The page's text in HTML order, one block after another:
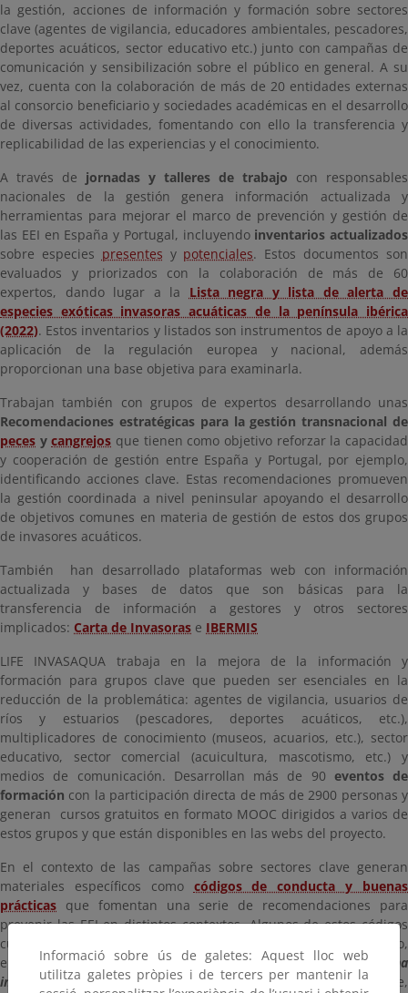
la gestión, acciones de información y formación sobre sectores
clave (agentes de vigilancia, educadores ambientales, pescadores,
deportes acuáticos, sector educativo etc.) junto con campañas de
comunicación y sensibilización sobre el público en general. A su
vez, cuenta con la colaboración de más de 20 entidades externas
al consorcio beneficiario y sociedades académicas en el desarrollo
de diversas actividades, fomentando con ello la transferencia y
replicabilidad de las experiencias y el conocimiento.
A través de jornadas y talleres de trabajo con responsables
nacionales de la gestión genera información actualizada y
herramientas para mejorar el marco de prevención y gestión de
las EEI en España y Portugal, incluyendo inventarios actualizados
sobre especies presentes y potenciales. Estos documentos son
evaluados y priorizados con la colaboración de más de 60
expertos, dando lugar a la Lista negra y lista de alerta de
especies exóticas invasoras acuáticas de la península ibérica
(2022). Estos inventarios y listados son instrumentos de apoyo a la
aplicación de la regulación europea y nacional, además
proporcionan una base objetiva para examinarla.
Trabajan también con grupos de expertos desarrollando unas
Recomendaciones estratégicas para la gestión transnacional de
peces ycangrejos que tienen como objetivo reforzar la capacidad
y cooperación de gestión entre España y Portugal, por ejemplo,
identificando acciones clave. Estas recomendaciones promueven
la gestión coordinada a nivel peninsular apoyando el desarrollo
de objetivos comunes en materia de gestión de estos dos grupos
de invasores acuáticos.
También han desarrollado plataformas web con información
actualizada y bases de datos que son básicas para la
transferencia de información a gestores y otros sectores
implicados: Carta de Invasoras e IBERMIS
LIFE INVASAQUA trabaja en la mejora de la información y
formación para grupos clave que pueden ser esenciales en la
reducción de la problemática: agentes de vigilancia, usuarios de
ríos y estuarios (pescadores, deportes acuáticos, etc.),
multiplicadores de conocimiento (museos, acuarios, etc.), sector
educativo, sector comercial (acuicultura, mascotismo, etc.) y
medios de comunicación. Desarrollan más de 90 eventos de
formación con la participación directa de más de 2900 personas y
generan cursos gratuitos en formato MOOC dirigidos a varios de
estos grupos y que están disponibles en las webs del proyecto.
En el contexto de las campañas sobre sectores clave generan
materiales específicos como códigos de conducta y buenas
prácticas que fomentan una serie de recomendaciones para
prevenir las EEI en distintos contextos. Algunos de estos códigos
cuentan con la adhesión de los sectores objetivo. Así, por ejemplo,
el código de conducta Comercio electrónico de flora y fauna
invasorapresenta la adhesión de más de 60 entidades que,
Informació sobre ús de galetes: Aquest lloc web
utilitza galetes pròpies i de tercers per mantenir la